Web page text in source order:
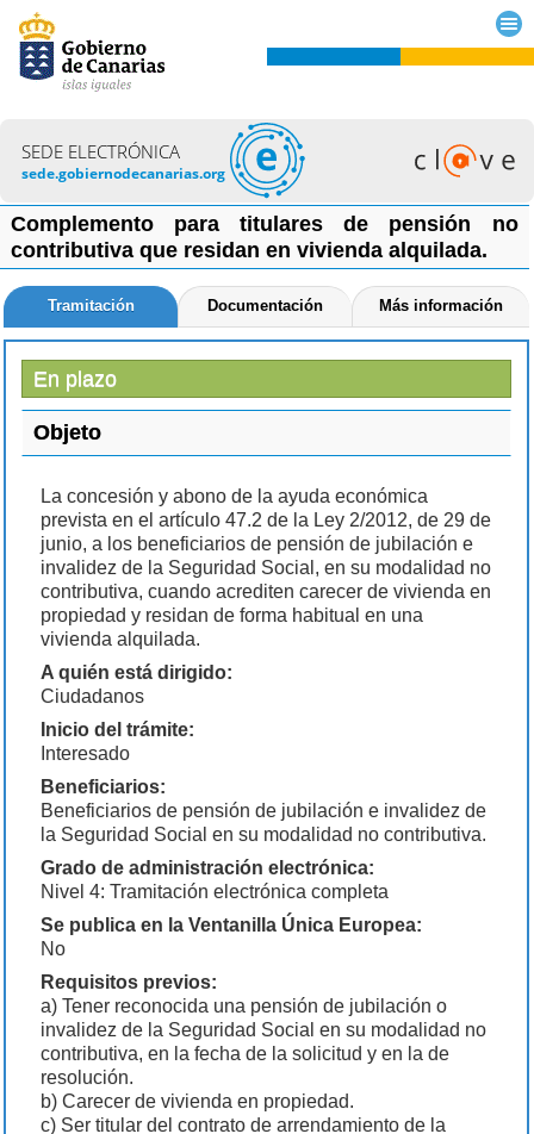
SEDE ELECTRÓNICA
sede.gobiernodecanarias.org
Complemento para titulares de pensión no
contributiva que residan en vivienda alquilada.
Tramitación Documentación Más información
En plazo
Objeto
La concesión y abono de la ayuda económica
prevista en el artículo 47.2 de la Ley 2/2012, de 29 de
junio, a los beneficiarios de pensión de jubilación e
invalidez de la Seguridad Social, en su modalidad no
contributiva, cuando acrediten carecer de vivienda en
propiedad y residan de forma habitual en una
vivienda alquilada.
A quién está dirigido:
Ciudadanos
Inicio del trámite:
Interesado
Beneficiarios:
Beneficiarios de pensión de jubilación e invalidez de
la Seguridad Social en su modalidad no contributiva.
Grado de administración electrónica:
Nivel 4: Tramitación electrónica completa
Se publica en la Ventanilla Única Europea:
No
Requisitos previos:
a) Tener reconocida una pensión de jubilación o
invalidez de la Seguridad Social en su modalidad no
contributiva, en la fecha de la solicitud y en la de
resolución.
b) Carecer de vivienda en propiedad.
c) Ser titular del contrato de arrendamiento de la